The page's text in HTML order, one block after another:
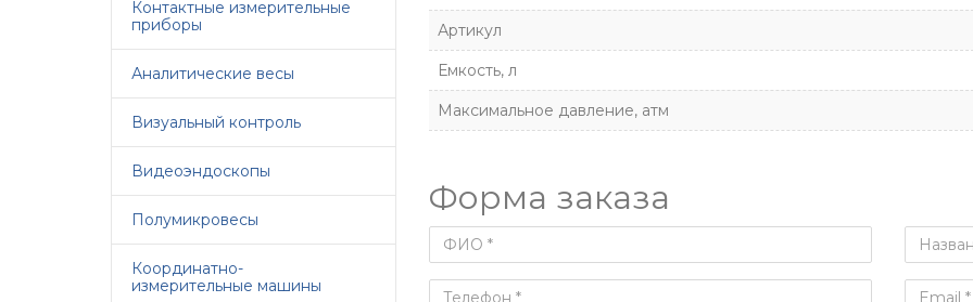
Контактные измерительные
приборы
Аналитические весы
Визуальный контроль
Видеоэндоскопы
Полумикровесы
Координатно-
измерительные машины
Артикул
Емкость, л
Максимальное давление, атм
Форма заказа